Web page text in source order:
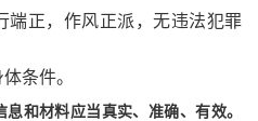
端正，作风正派，无违法犯罪
条件。
和材料应当真实、准确、有效。